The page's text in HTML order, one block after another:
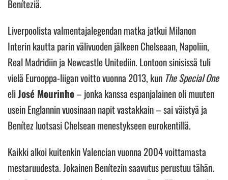
Beníteziä.
Liverpoolista valmentajalegendan matka jatkui Milanon
Interin kautta parin välivuoden jälkeen Chelseaan, Napoliin,
Real Madridiin ja Newcastle Unitediin. Lontoon sinisissä tuli
vielä Eurooppa-liigan voitto vuonna 2013, kun The Special One
eliJosé Mourinho– jonka kanssa espanjalainen oli muuten
usein Englannin vuosinaan napit vastakkain – sai väistyä ja
Benítez luotsasi Chelsean menestykseen eurokentillä.
Kaikki alkoi kuitenkin Valencian vuonna 2004 voittamasta
mestaruudesta. Jokainen Benítezin saavutus perustuu tähän.